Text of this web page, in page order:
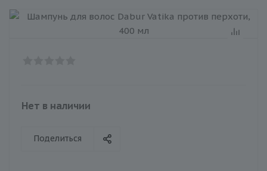
Нет в наличии
Поделиться